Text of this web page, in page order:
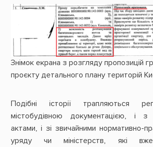
Знімок екрана з розгляду пропозицій
проєкту детального плану територій
Подібні історії трапляються
містобудівною документацією, і з
актами, і зі звичайними нормативно-
уряду чи міністерств, які